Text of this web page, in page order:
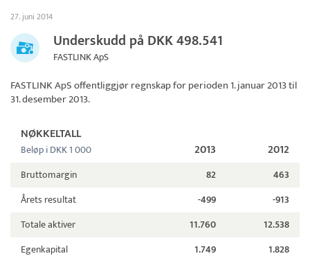
27. juni 2014
Underskudd på DKK 498.541
FASTLINK ApS
FASTLINK ApSoffentliggjør regnskap for perioden 1. januar 2013 til
31. desember 2013.
NØKKELTALL
Beløp i DKK 1 000 2013 2012
Bruttomargin 82
463
Årets resultat
-499
-913
Totale aktiver
11.760
12.538
Egenkapital
1.749 1.828